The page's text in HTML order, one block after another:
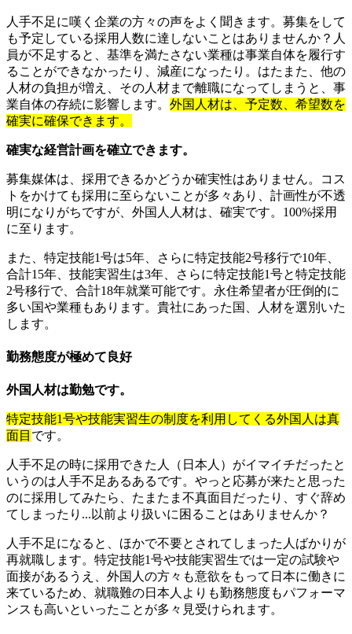
人手不足に嘆く企業の方々の声をよく聞きます。募集をして
も予定している採用人数に達しないことはありませんか？人
員が不足すると、基準を満たさない業種は事業自体を履行す
ることができなかったり、減産になったり。はたまた、他の
人材の負担が増え、その人材まで離職になってしまうと、事
業自体の存続に影響します。 外国人材は、予定数、希望数を
確実に確保できます。
確実な経営計画を確立できます。
募集媒体は、採用できるかどうか確実性はありません。コス
トをかけても採用に至らないことが多々あり、計画性が不透
明になりがちですが、外国人人材は、確実です。100%採用
に至ります。
また、特定技能1号は5年、さらに特定技能2号移行で10年、
合計15年、技能実習生は3年、さらに特定技能1号と特定技能
2号移行で、合計18年就業可能です。永住希望者が圧倒的に
多い国や業種もあります。貴社にあった国、人材を選別いた
します。
勤務態度が極めて良好
外国人材は勤勉です。
特定技能1号や技能実習生の制度を利用してくる外国人は真
面目 です。
人手不足の時に採用できた人（日本人）がイマイチだったと
いうのは人手不足あるあるです。やっと応募が来たと思った
のに採用してみたら、たまたま不真面目だったり、すぐ辞め
てしまったり...以前より扱いに困ることはありませんか？
人手不足になると、ほかで不要とされてしまった人ばかりが
再就職します。特定技能1号や技能実習生では一定の試験や
面接があるうえ、外国人の方々も意欲をもって日本に働きに
来ているため、就職難の日本人よりも勤務態度もパフォーマ
ンスも高いといったことが多々見受けられます。